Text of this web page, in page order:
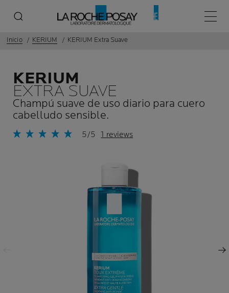
Menú
Inicio KERIUM KERIUM Extra Suave
KERIUM
EXTRA SUAVE
Champú suave de uso diario para cuero
cabelludo sensible.
5/5 1 reviews
Siguiente Panel